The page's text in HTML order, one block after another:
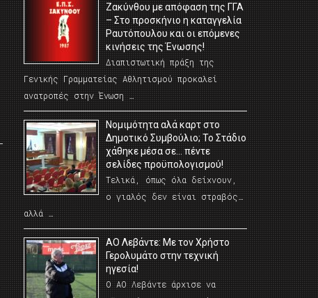
Ζακύνθου με απόφαση της ΓΓΑ
– Στο προσκήνιο η καταγγελία
Ραυτόπουλου και οι επόμενες
κινήσεις της Ένωσης!
Διαπιστωτική πράξη της
Γενικής Γραμματείας Αθλητισμού προκαλεί
ανατροπές στην Ένωση …
Νομιμότητα αλά καρτ στο
Δημοτικό Συμβούλιο; Το Στάδιο
χάθηκε μέσα σε… πέντε
σελίδες προϋπολογισμού!
Τελικά, όπως όλα δείχνουν,
ο γιαλός δεν είναι στραβός…
αλλά …
ΑΟ Λεβάντε: Με τον Χρήστο
Γερολυμάτο στην τεχνική
ηγεσία!
Ο ΑΟ Λεβάντε άρχισε να